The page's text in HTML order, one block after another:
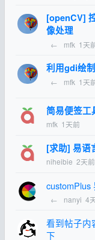
[openCV]
像处理
← mfk 1天
利用gdi绘
← mfk 1天
简易便签工
mfk 1天前
[求助] 易语
niheibie 2天前
customPlus
← nanyi 4
看到帖子内
下